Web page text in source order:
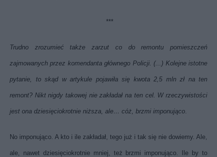
***
Trudno zrozumieć także zarzut co do remontu pomieszczeń
zajmowanych przez komendanta głównego Policji. (...) Kolejne istotne
pytanie, to skąd w artykule pojawiła się kwota 2,5 mln zł na ten
remont? Nikt nigdy takowej nie zakładał na ten cel. W rzeczywistości
jest ona dziesięciokrotnie niższa, ale… cóż, brzmi imponująco
No imponująco. A kto i ile zakładał, tego już i tak się nie dowiemy. Ale,
ale, nawet dziesięciokrotnie mniej, też brzmi imponująco. Ile by to